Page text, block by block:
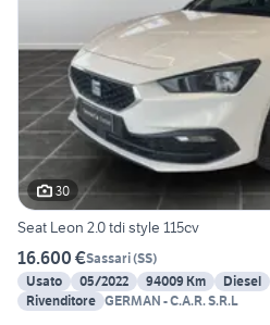
30
Seat Leon 2.0 tdi style 115cv
16.600 €Sassari(SS)
Usato
05/2022 94009 Km Diesel
Rivenditore GERMAN - C.A.R. S.R.L